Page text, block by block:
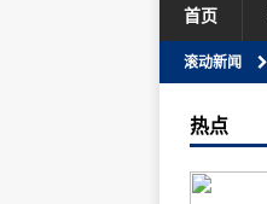
首页
滚动新闻
热点